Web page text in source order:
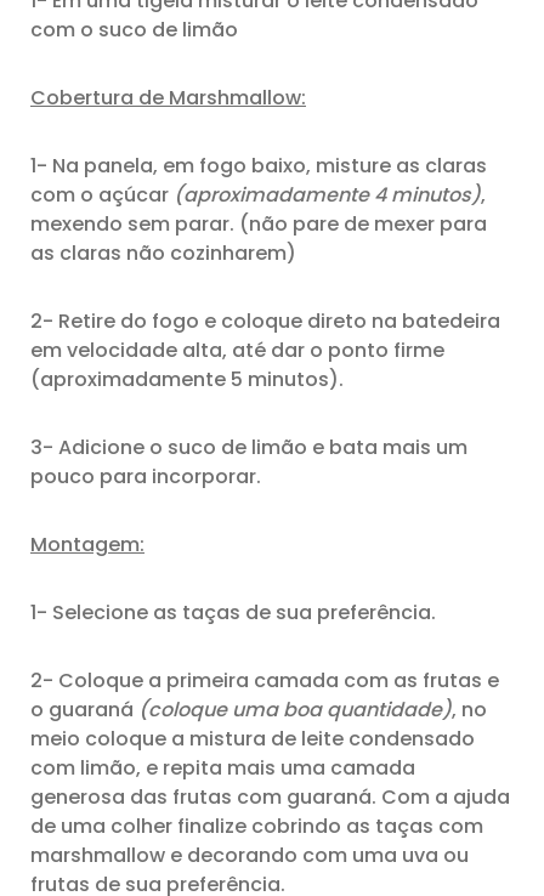
com o suco de limão
Cobertura de Marshmallow:
1- Na panela, em fogo baixo, misture as claras
com o açúcar (aproximadamente 4 minutos),
mexendo sem parar. (não pare de mexer para
as claras não cozinharem)
2- Retire do fogo e coloque direto na batedeira
em velocidade alta, até dar o ponto firme
(aproximadamente 5 minutos).
3- Adicione o suco de limão e bata mais um
pouco para incorporar.
Montagem:
1- Selecione as taças de sua preferência.
2- Coloque a primeira camada com as frutas e
o guaraná (coloque uma boa quantidade), no
meio coloque a mistura de leite condensado
com limão, e repita mais uma camada
generosa das frutas com guaraná. Com a ajuda
de uma colher finalize cobrindo as taças com
marshmallow e decorando com uma uva ou
frutas de sua preferência.